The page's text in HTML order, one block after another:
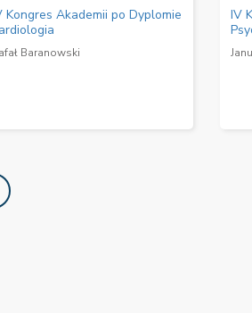
Kongres Akademii po Dyplomie
Baranowski
IV